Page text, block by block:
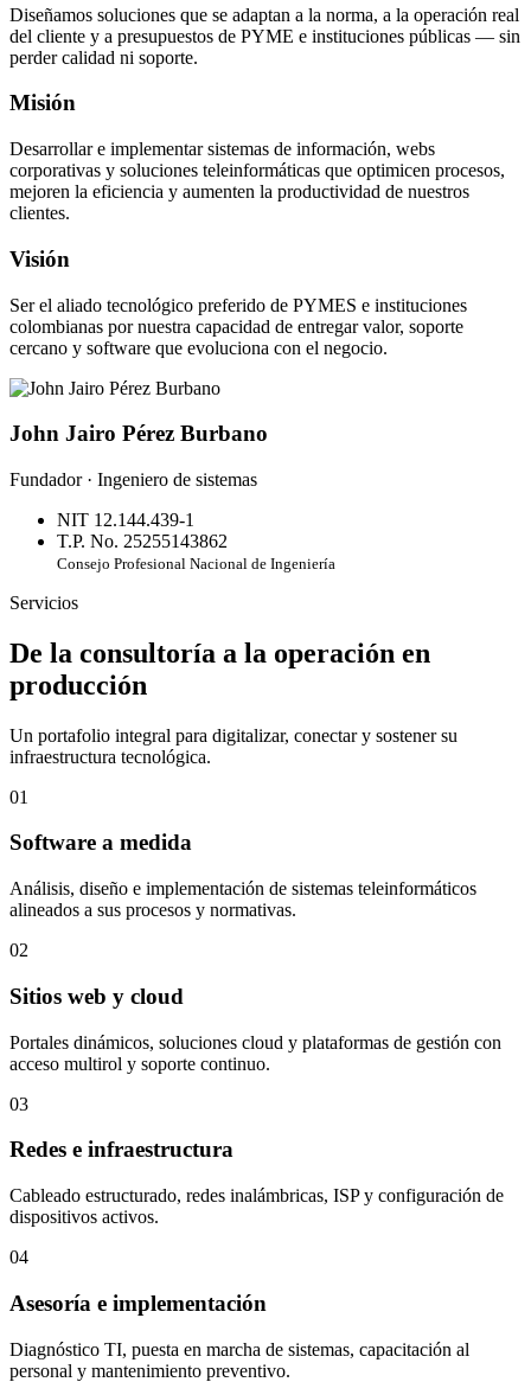
Diseñamos soluciones que se adaptan a la norma, a la operación real
del cliente y a presupuestos de PYME e instituciones públicas — sin
perder calidad ni soporte.
Misión
Desarrollar e implementar sistemas de información, webs
corporativas y soluciones teleinformáticas que optimicen procesos,
mejoren la eficiencia y aumenten la productividad de nuestros
clientes.
Visión
Ser el aliado tecnológico preferido de PYMES e instituciones
colombianas por nuestra capacidad de entregar valor, soporte
cercano y software que evoluciona con el negocio.
John Jairo Pérez Burbano
Fundador · Ingeniero de sistemas
NIT 12.144.439-1
T.P. No. 25255143862
Consejo Profesional Nacional de Ingeniería
Servicios
De la consultoría a la operación en
producción
Un portafolio integral para digitalizar, conectar y sostener su
infraestructura tecnológica.
01
Software a medida
Análisis, diseño e implementación de sistemas teleinformáticos
alineados a sus procesos y normativas.
02
Sitios web y cloud
Portales dinámicos, soluciones cloud y plataformas de gestión con
acceso multirol y soporte continuo.
03
Redes e infraestructura
Cableado estructurado, redes inalámbricas, ISP y configuración de
dispositivos activos.
04
Asesoría e implementación
Diagnóstico TI, puesta en marcha de sistemas, capacitación al
personal y mantenimiento preventivo.